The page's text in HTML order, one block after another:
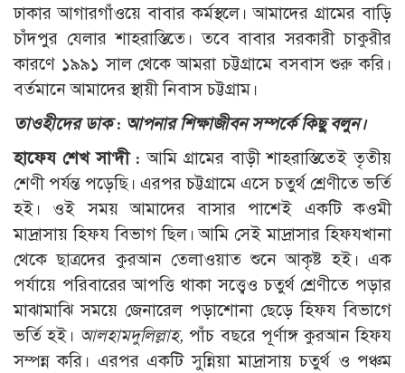
ঢাকার আগারগাঁওয়ে বাবার কর্মস্থলে। আমাদের গ্রামের বাড়ি
চাঁদপুর যেলার শাহরাস্তিতে। তবে বাবার সরকারী চাকুরীর
কারণে ১৯৯১ সাল থেকে আমরা চট্টগ্রামে বসবাস শুরু করি।
বর্তমানে আমাদের স্থায়ী নিবাস চট্টগ্রাম।
তাওহীদের ডাক : আপনার শিক্ষাজীবন সম্পর্কে কিছু বলুন।
হাফেয শেখ সা‘দী :আমি গ্রামের বাড়ী শাহরাস্তিতেই তৃতীয়
শেণী পর্যন্ত পড়েছি। এরপর চট্টগ্রামে এসে চতুর্থ শ্রেণীতে ভর্তি
হই। ওই সময় আমাদের বাসার পাশেই একটি কওমী
মাদ্রাসায় হিফয বিভাগ ছিল। আমি সেই মাদ্রাসার হিফযখানা
থেকে ছাত্রদের কুরআন তেলাওয়াত শুনে আকৃষ্ট হই। এক
পর্যায়ে পরিবারের আপত্তি থাকা সত্ত্বেও চতুর্থ শ্রেণীতে পড়ার
মাঝামাঝি সময়ে জেনারেল পড়াশোনা ছেড়ে হিফয বিভাগে
ভর্তি হই। আলহামদুলিল্লাহ, পাঁচ বছরে পূর্ণাঙ্গ কুরআন হিফয
সম্পন্ন করি। এরপর একটি সুন্নিয়া মাদ্রাসায় চতুর্থ ও পঞ্চম